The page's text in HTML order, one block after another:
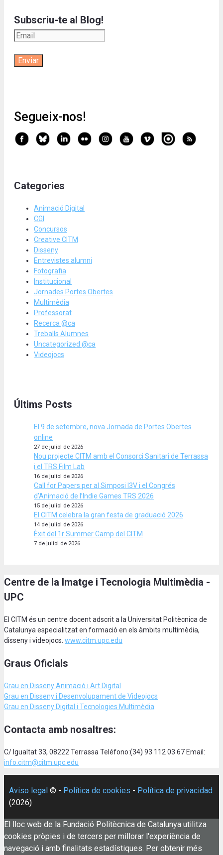
Subscriu-te al Blog!
Segueix-nos!
Categories
Animació Digital
CGI
Concursos
Creative CITM
Disseny
Entrevistes alumni
Fotografia
Institucional
Jornades Portes Obertes
Multimèdia
Professorat
Recerca @ca
Treballs Alumnes
Uncategorized @ca
Videojocs
Últims Posts
El 9 de setembre, nova Jornada de Portes Obertes
online
27 de juliol de 2026
Nou projecte CITM amb el Consorci Sanitari de Terrassa
i el TRS Film Lab
16 de juliol de 2026
Call for Papers per al Simposi I3V i el Congrés
d’Animació de l’Indie Games TRS 2026
15 de juliol de 2026
El CITM celebra la gran festa de graduació 2026
14 de juliol de 2026
Èxit del 1r Summer Camp del CITM
7 de juliol de 2026
Centre de la Imatge i Tecnologia Multimèdia -
UPC
El CITM és un centre docent adscrit a la Universitat Politècnica de
Catalunya especialitzat en formació en els àmbits multimèdia,
disseny i videojocs. www.citm.upc.edu
Graus Oficials
Grau en Disseny Animació i Art Digital
Grau en Disseny i Desenvolupament de Videojocs
Grau en Disseny Digital i Tecnologies Multimèdia
Contacta amb nosaltres:
C/ Igualtat 33, 08222 Terrassa Teléfono:(34) 93 112 03 67 Email:
info.citm@citm.upc.edu
Aviso legal © - Política de cookies - Política de privacidad
(2026)
El lloc web de la Fundació Politècnica de Catalunya utilitza
cookies pròpies i de tercers per millorar l'experiència de
navegació i amb finalitats estadístiques. Per obtenir més